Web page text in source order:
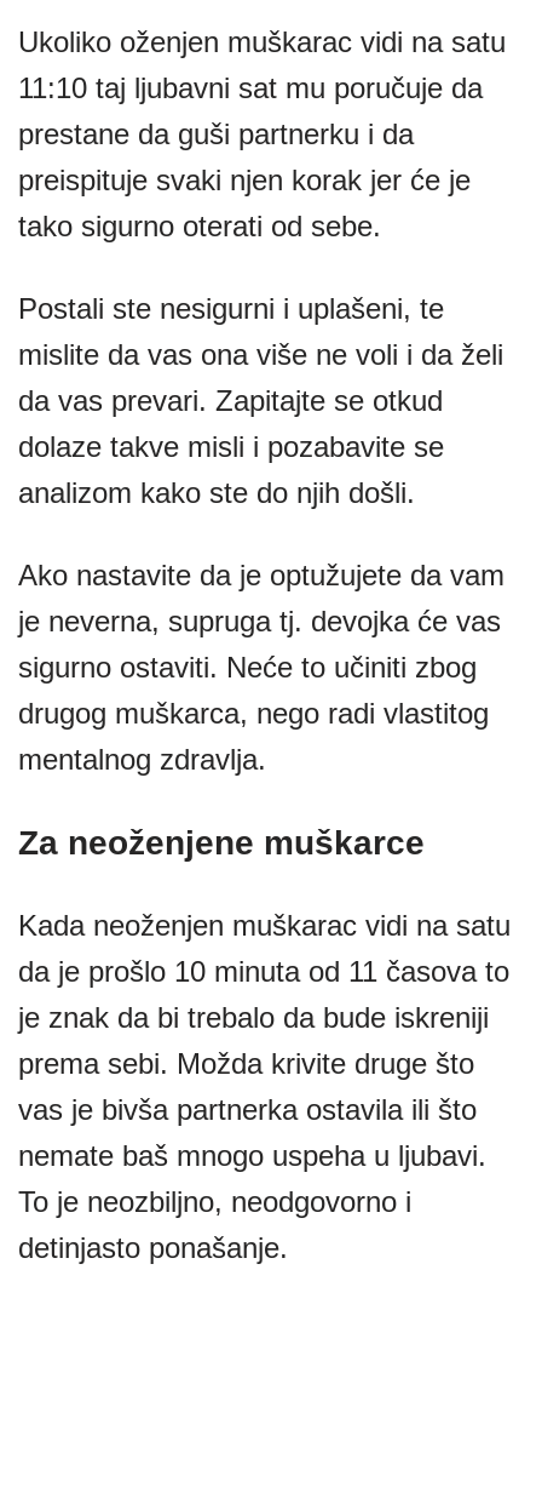
Ukoliko oženjen muškarac vidi na satu
11:10 taj ljubavni sat mu poručuje da
prestane da guši partnerku i da
preispituje svaki njen korak jer će je
tako sigurno oterati od sebe.
Postali ste nesigurni i uplašeni, te
mislite da vas ona više ne voli i da želi
da vas prevari. Zapitajte se otkud
dolaze takve misli i pozabavite se
analizom kako ste do njih došli.
Ako nastavite da je optužujete da vam
je neverna, supruga tj. devojka će vas
sigurno ostaviti. Neće to učiniti zbog
drugog muškarca, nego radi vlastitog
mentalnog zdravlja.
Za neoženjene muškarce
Kada neoženjen muškarac vidi na satu
da je prošlo 10 minuta od 11 časova to
je znak da bi trebalo da bude iskreniji
prema sebi. Možda krivite druge što
vas je bivša partnerka ostavila ili što
nemate baš mnogo uspeha u ljubavi.
To je neozbiljno, neodgovorno i
detinjasto ponašanje.